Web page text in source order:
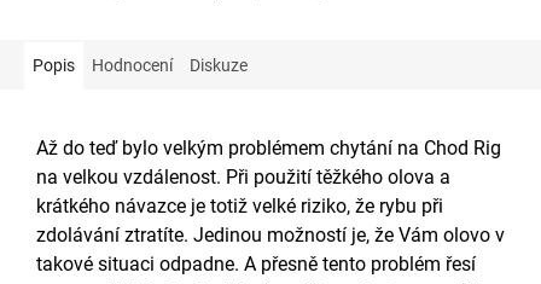
Popis Hodnocení Diskuze
Až do teď bylo velkým problémem chytání na Chod Rig
na velkou vzdálenost. Při použití těžkého olova a
krátkého návazce je totiž velké riziko, že rybu při
zdolávání ztratíte. Jedinou možností je, že Vám olovo v
takové situaci odpadne. A přesně tento problém řesí